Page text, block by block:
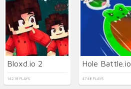
Bloxd.io 2
14218 PLAYS
Hole Battle.io
4748 PLAYS